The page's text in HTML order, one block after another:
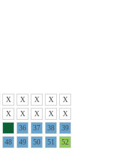
X X X X
X
X X X X
X
35 36 37 38
39
48 49 50 51
52